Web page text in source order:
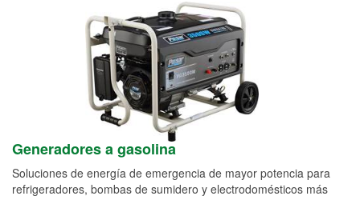
Generadores a gasolina
Soluciones de energía de emergencia de mayor potencia para
refrigeradores, bombas de sumidero y electrodomésticos más